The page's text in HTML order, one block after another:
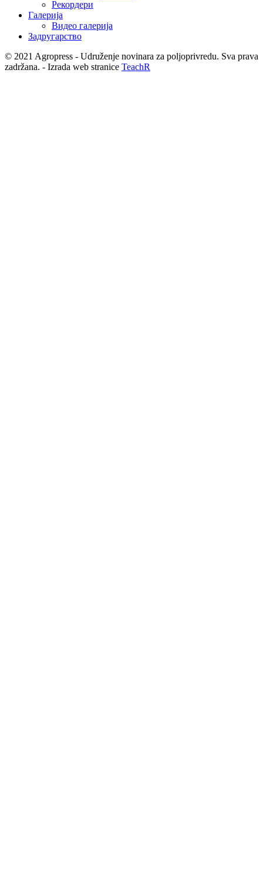
Рекордери
Галерија
Видео галерија
Задругарство
© 2021 Agropress - Udruženje novinara za poljoprivredu. Sva prava
zadržana. - Izrada web stranice TeachR